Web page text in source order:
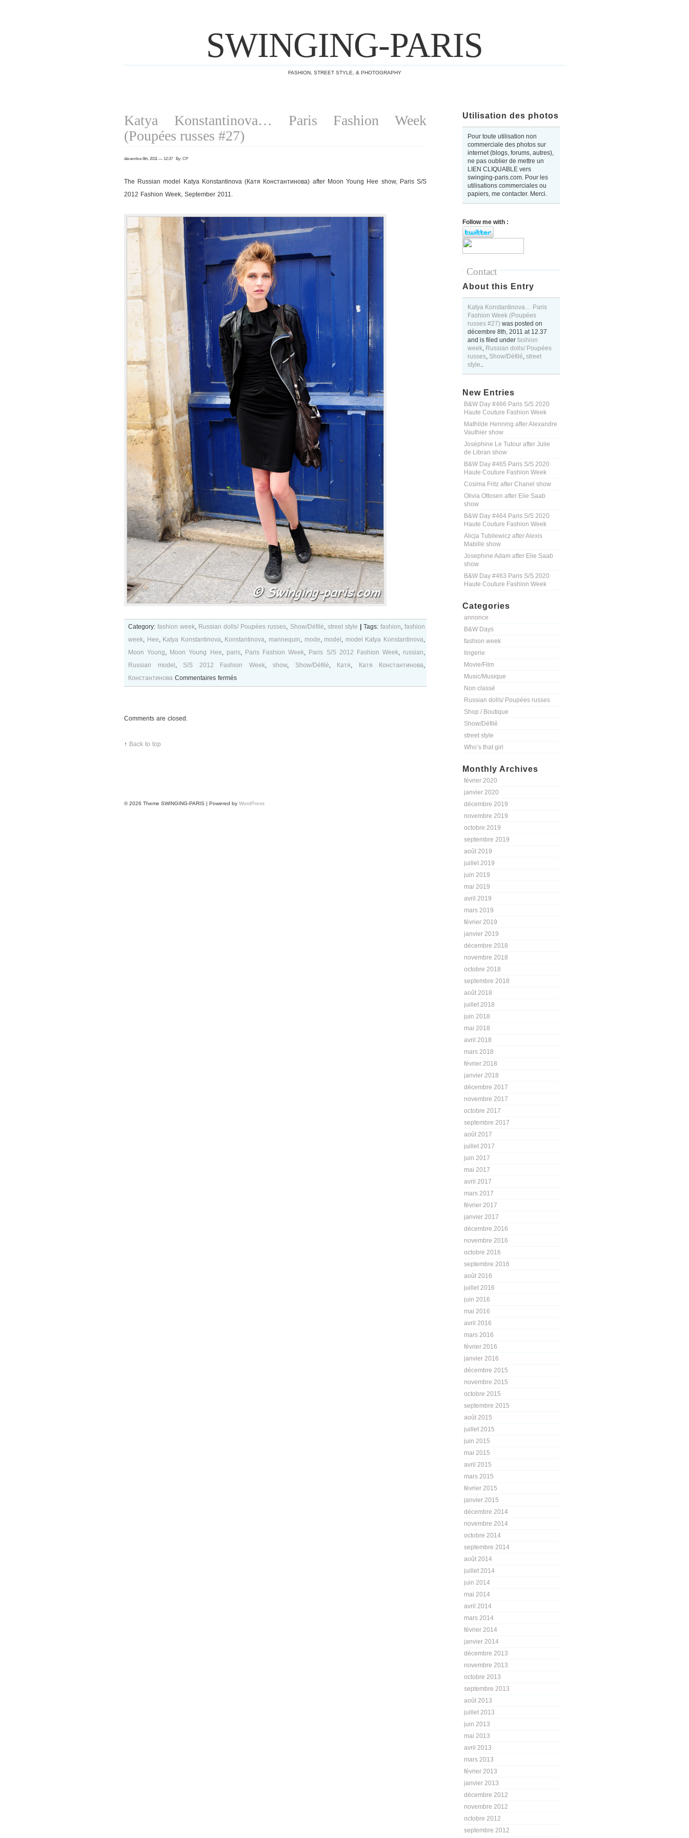
SWINGING-PARIS
FASHION, STREET STYLE, & PHOTOGRAPHY
Utilisation des photos
Pour toute utilisation non
commerciale des photos sur
internet (blogs, forums, autres),
ne pas oublier de mettre un
LIEN CLIQUABLE vers
swinging-paris.com. Pour les
utilisations commerciales ou
papiers, me contacter. Merci.
Follow me with :
Contact
About this Entry
Katya Konstantinova… Paris
Fashion Week (Poupées
russes #27) was posted on
décembre 8th, 2011 at 12.37
and is filed under fashion
week, Russian dolls/ Poupées
russes, Show/Défilé, street
style..
New Entries
B&W Day #466 Paris S/S 2020
Haute Couture Fashion Week
Mathilde Henning after Alexandre
Vauthier show
Joséphine Le Tutour after Julie
de Libran show
B&W Day #465 Paris S/S 2020
Haute Couture Fashion Week
Cosima Fritz after Chanel show
Olivia Ottosen after Elie Saab
show
B&W Day #464 Paris S/S 2020
Haute Couture Fashion Week
Alicja Tubilewicz after Alexis
Mabille show
Josephine Adam after Elie Saab
show
B&W Day #463 Paris S/S 2020
Haute Couture Fashion Week
Categories
annonce
B&W Days
fashion week
lingerie
Movie/Film
Music/Musique
Non classé
Russian dolls/ Poupées russes
Shop / Boutique
Show/Défilé
street style
Who’s that girl
Monthly Archives
février 2020
janvier 2020
décembre 2019
novembre 2019
octobre 2019
septembre 2019
août 2019
juillet 2019
juin 2019
mai 2019
avril 2019
mars 2019
février 2019
janvier 2019
décembre 2018
novembre 2018
octobre 2018
septembre 2018
août 2018
juillet 2018
juin 2018
mai 2018
avril 2018
mars 2018
février 2018
janvier 2018
décembre 2017
novembre 2017
octobre 2017
septembre 2017
août 2017
juillet 2017
juin 2017
mai 2017
avril 2017
mars 2017
février 2017
janvier 2017
décembre 2016
novembre 2016
octobre 2016
septembre 2016
août 2016
juillet 2016
juin 2016
mai 2016
avril 2016
mars 2016
février 2016
janvier 2016
décembre 2015
novembre 2015
octobre 2015
septembre 2015
août 2015
juillet 2015
juin 2015
mai 2015
avril 2015
mars 2015
février 2015
janvier 2015
décembre 2014
novembre 2014
octobre 2014
septembre 2014
août 2014
juillet 2014
juin 2014
mai 2014
avril 2014
mars 2014
février 2014
janvier 2014
décembre 2013
novembre 2013
octobre 2013
septembre 2013
août 2013
juillet 2013
juin 2013
mai 2013
avril 2013
mars 2013
février 2013
janvier 2013
décembre 2012
novembre 2012
octobre 2012
septembre 2012
Katya Konstantinova… Paris Fashion Week
(Poupées russes #27)
décembre 8th, 2011 — 12:37 By: CP
The Russian model Katya Konstantinova (Катя Константинова) after Moon Young Hee show, Paris S/S
2012 Fashion Week, September 2011.
Category:fashion week, Russian dolls/ Poupées russes, Show/Défilé, street style Tags: fashion,fashion
week, Hee, Katya Konstantinova, Konstantinova, mannequin, mode, model , model Katya Konstantinova,
Moon Young, Moon Young Hee, paris, Paris Fashion Week, Paris S/S 2012 Fashion Week, russian,
Russian model , S/S 2012 Fashion Week, show, Show/Défilé, Катя, Катя Константинова,
Константинова Commentaires ferméssur
Comments are closed.
↑ Back to top
© 2026 Theme SWINGING-PARIS | Powered by WordPress